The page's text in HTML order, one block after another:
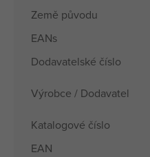
Země původu
EANs
Dodavatelské číslo
Výrobce / Dodavatel
Katalogové číslo
EAN